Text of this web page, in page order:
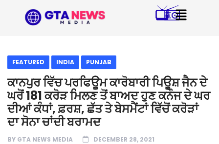
FEATURED INDIA PUNJAB
ਕਾਨਪੁਰ ਵਿੱਚ ਪਰਫਿਊਮ ਕਾਰੋਬਾਰੀ ਪਿਊਸ਼ ਜੈਨ ਦੇ
ਘਰੋਂ 181 ਕਰੋੜ ਮਿਲਣ ਤੋਂ ਬਾਅਦ ਹੁਣ ਕਨੌਜ ਦੇ ਘਰ
ਦੀਆਂ ਕੰਧਾਂ, ਫ਼ਰਸ਼, ਛੱਤ ਤੇ ਬੇਸਮੈਂਟਾਂ ਵਿੱਚੋਂ ਕਰੋੜਾਂ
ਦਾ ਸੋਨਾ ਚਾਂਦੀ ਬਰਾਮਦ
BY GTA NEWS MEDIA DECEMBER 28, 2021